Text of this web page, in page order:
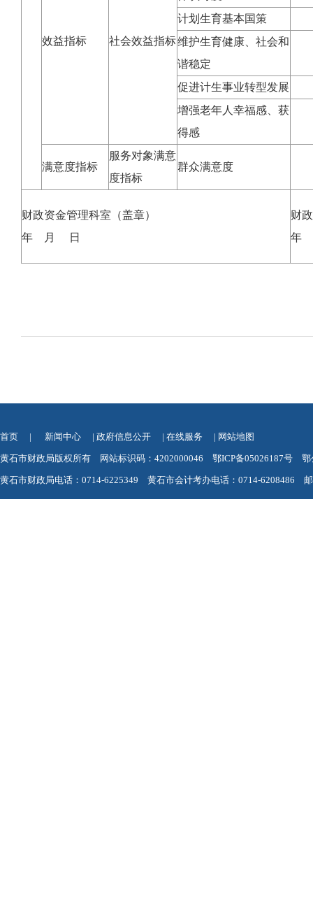
效益指标 社会效益指标
计划生育基本国策
维护生育健康、社会和
谐稳定
促进计生事业转型发展
增强老年人幸福感、获
得感
满意度指标
服务对象满意
度指标
群众满意度
财政资金管理科室（盖章）
年 月 日
财
年
首页 | 新闻中心 | 政府信息公开 | 在线服务 | 网站地图
黄石市财政局版权所有 网站标识码：4202000046 鄂ICP备05026187号 鄂
黄石市财政局电话：0714-6225349 黄石市会计考办电话：0714-6208486